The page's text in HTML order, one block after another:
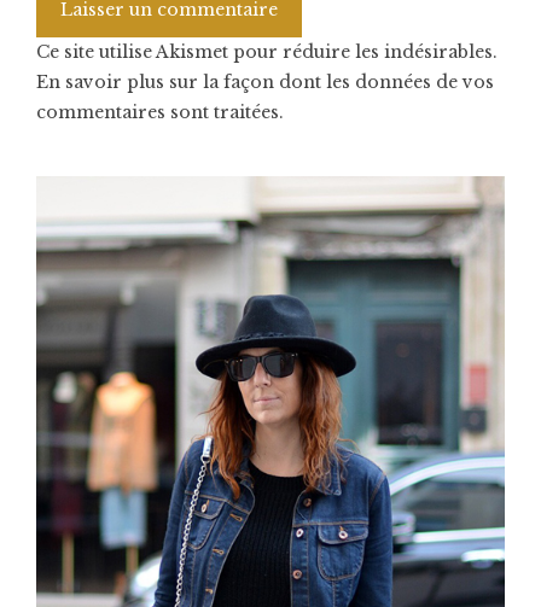
Ce site utilise Akismet pour réduire les indésirables.
En savoir plus sur la façon dont les données de vos
commentaires sont traitées.